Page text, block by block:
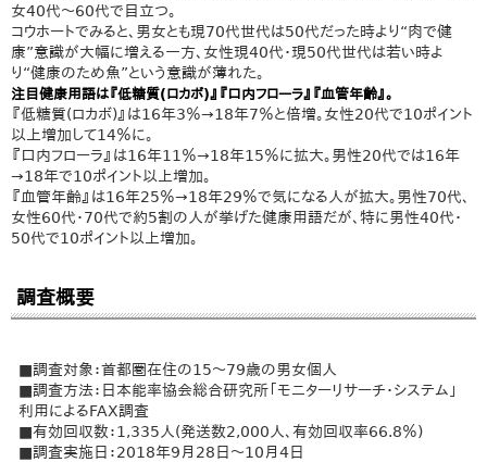
女40代～60代で目立つ。
コウホートでみると、男女とも現70代世代は50代だった時より“肉で健
康”意識が大幅に増える一方、女性現40代・現50代世代は若い時よ
り“健康のため魚”という意識が薄れた。
注目健康用語は『低糖質(ロカボ)』『口内フローラ』『血管年齢』。
『低糖質(ロカボ)』は16年3％→18年7％と倍増。女性20代で10ポイント
以上増加して14％に。
『口内フローラ』は16年11％→18年15％に拡大。男性20代では16年
→18年で10ポイント以上増加。
『血管年齢』は16年25％→18年29％で気になる人が拡大。男性70代、
女性60代・70代で約5割の人が挙げた健康用語だが、特に男性40代・
50代で10ポイント以上増加。
調査概要
■調査対象：首都圏在住の15～79歳の男女個人
■調査方法：日本能率協会総合研究所「モニターリサーチ・システム」
利用によるFAX調査
■有効回収数：1,335人(発送数2,000人、有効回収率66.8％)
■調査実施日：2018年9月28日～10月4日